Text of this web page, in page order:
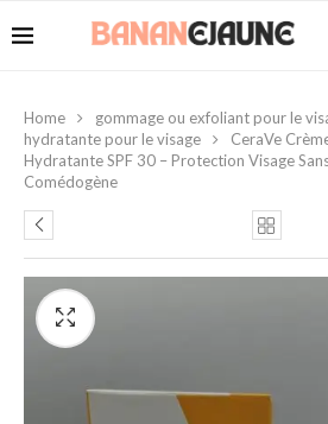
Home gommage ou exfoliant pour le
hydratante pour le visage
CeraVe
Hydratante SPF 30 – Protection Visage
Comédogène